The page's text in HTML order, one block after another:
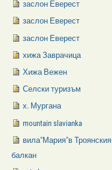
заслон Еверест
заслон Еверест
заслон Еверест
хижа Заврачица
Хижа Вежен
Селски туризъм
х. Мургана
mountain slavianka
вила"Мария"в Троянския
балкан